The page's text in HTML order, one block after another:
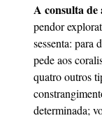
A consulta de
pendor
sessenta: para
pede aos
quatro outros
determinada;